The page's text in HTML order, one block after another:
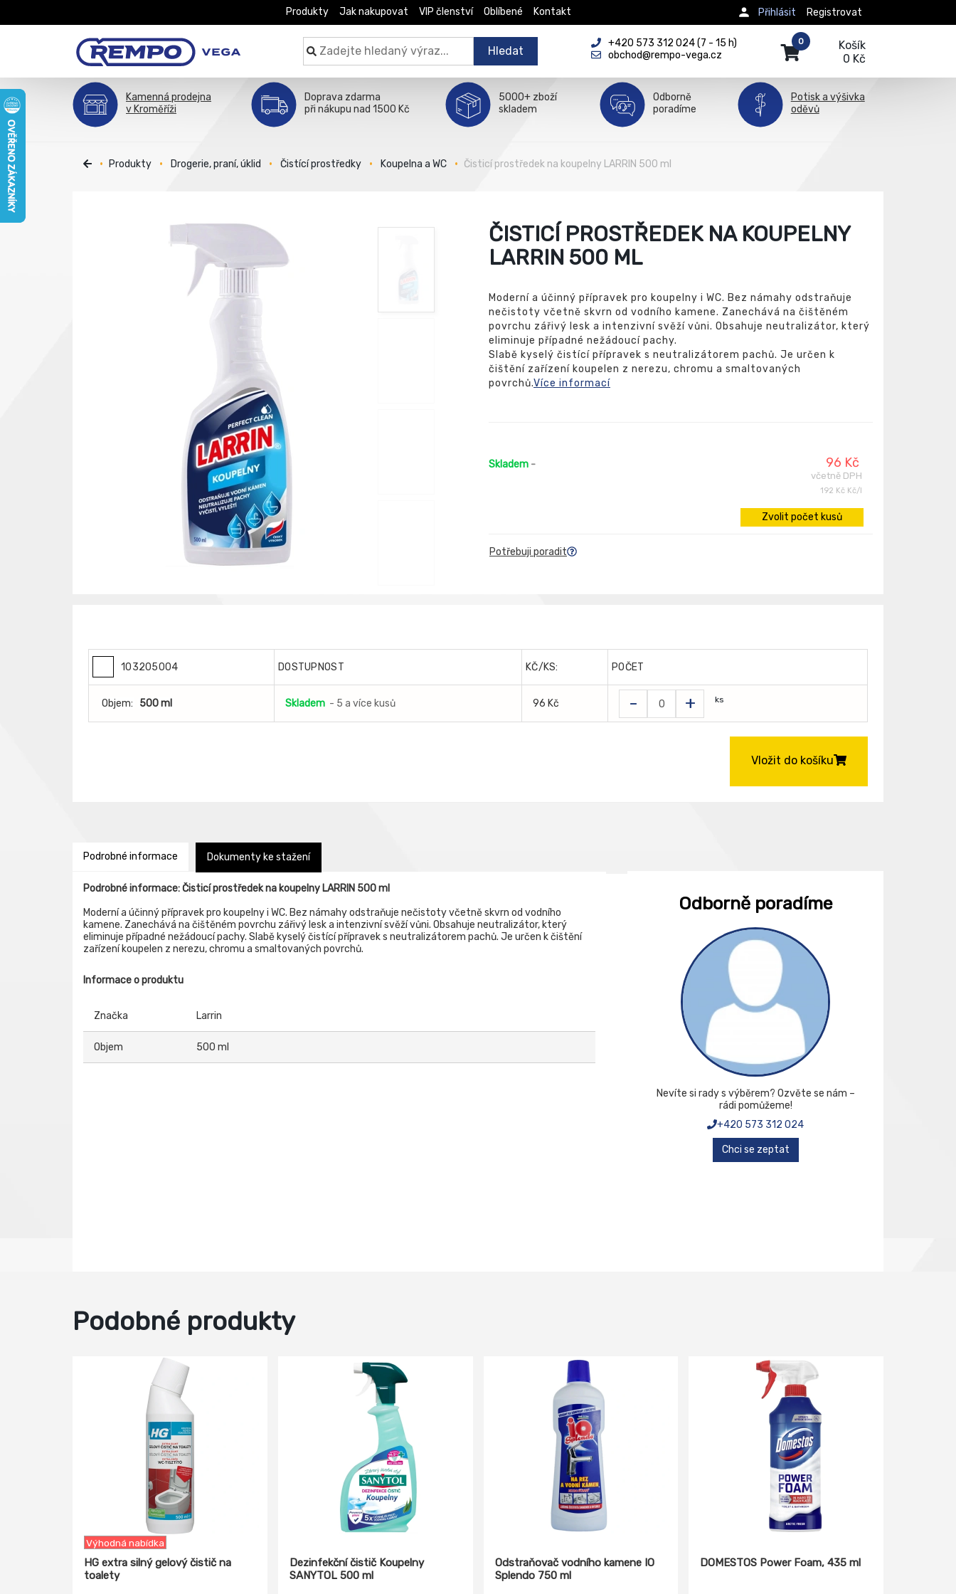
Produkty Jak nakupovat VIP členství Oblíbené Kontakt Registrovat
Přihlásit
Hledat
+420 573 312 024 (7 - 15 h)
obchod@rempo-vega.cz
Košík
0 Kč
0
Kamenná prodejna
v Kroměříži
Doprava zdarma
při nákupu nad 1500 Kč
5000+ zboží
skladem
Odborně
poradíme
Potisk a výšivka
oděvů
Produkty Drogerie, praní, úklid Čistící prostředky Koupelna a WC Čisticí prostředek na koupelny LARRIN 500 ml
ČISTICÍ PROSTŘEDEK NA KOUPELNY
LARRIN 500 ML
Moderní a účinný přípravek pro koupelny i WC. Bez námahy odstraňuje
nečistoty včetně skvrn od vodního kamene. Zanechává na čištěném
povrchu zářivý lesk a intenzivní svěží vůni. Obsahuje neutralizátor, který
eliminuje případné nežádoucí pachy.
Slabě kyselý čistící přípravek s neutralizátorem pachů. Je určen k
čištění zařízení koupelen z nerezu, chromu a smaltovaných
povrchů.Více informací
Skladem - 96 Kč
včetně DPH
192 Kč Kč/l
Zvolit počet kusů
Potřebuji poradit
103205004 DOSTUPNOST KČ/KS: POČET
Objem: 500 ml Skladem - 5 a více kusů 96 Kč - + ks
Vložit do košíku
Podrobné informace Dokumenty ke stažení
Podrobné informace: Čisticí prostředek na koupelny LARRIN 500 ml
Moderní a účinný přípravek pro koupelny i WC. Bez námahy odstraňuje nečistoty včetně skvrn od vodního
kamene. Zanechává na čištěném povrchu zářivý lesk a intenzivní svěží vůni. Obsahuje neutralizátor, který
eliminuje případné nežádoucí pachy. Slabě kyselý čistící přípravek s neutralizátorem pachů. Je určen k čištění
zařízení koupelen z nerezu, chromu a smaltovaných povrchů.
Informace o produktu
Značka Larrin
Objem 500 ml
Odborně poradíme
Nevíte si rady s výběrem? Ozvěte se nám –
rádi pomůžeme!
+420 573 312 024
Chci se zeptat
Podobné produkty
Výhodná nabídka
HG extra silný gelový čistič na
toalety
Dezinfekční čistič Koupelny
SANYTOL 500 ml
Odstraňovač vodního kamene IO
Splendo 750 ml
DOMESTOS Power Foam, 435 ml